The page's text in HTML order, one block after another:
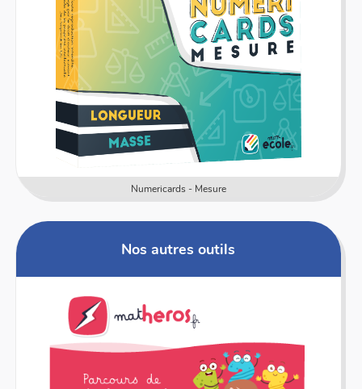
Numericards - Mesure
Nos autres outils